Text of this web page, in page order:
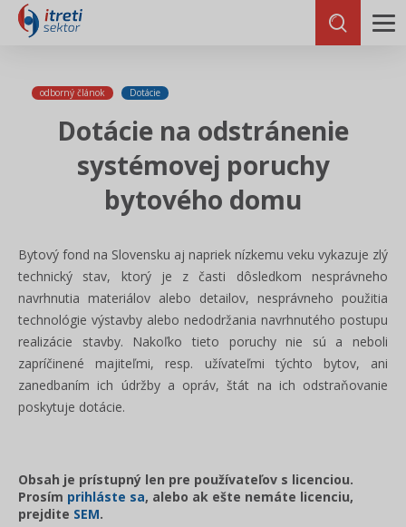
odborný článok Dotácie
Dotácie na odstránenie
systémovej poruchy
bytového domu
Bytový fond na Slovensku aj napriek nízkemu veku vykazuje zlý
technický stav, ktorý je z časti dôsledkom nesprávneho
navrhnutia materiálov alebo detailov, nesprávneho použitia
technológie výstavby alebo nedodržania navrhnutého postupu
realizácie stavby. Nakoľko tieto poruchy nie sú a neboli
zapríčinené majiteľmi, resp. užívateľmi týchto bytov, ani
zanedbaním ich údržby a opráv, štát na ich odstraňovanie
poskytuje dotácie.
Obsah je prístupný len pre používateľov s licenciou.
Prosím prihláste sa, alebo ak ešte nemáte licenciu,
prejdite SEM.